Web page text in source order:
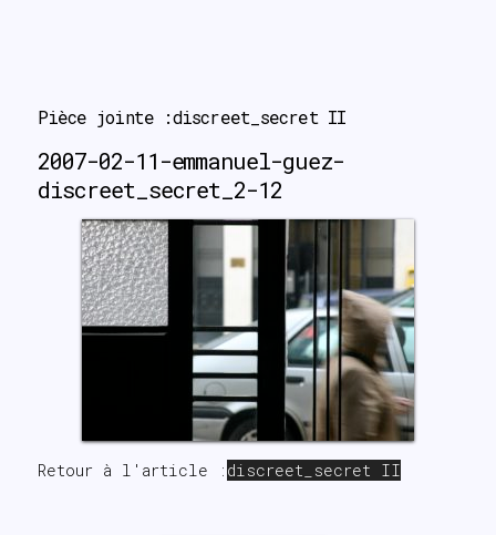
Pièce jointe :discreet_secret II
2007-02-11-emmanuel-guez-
discreet_secret_2-12
Retour à l'article : discreet_secret II